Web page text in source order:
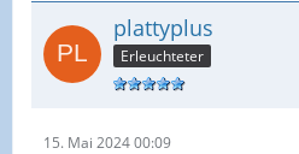
plattyplus
Erleuchteter
15. Mai 2024 00:09